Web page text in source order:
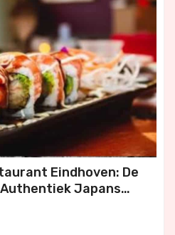
Eindhoven: De
Japans